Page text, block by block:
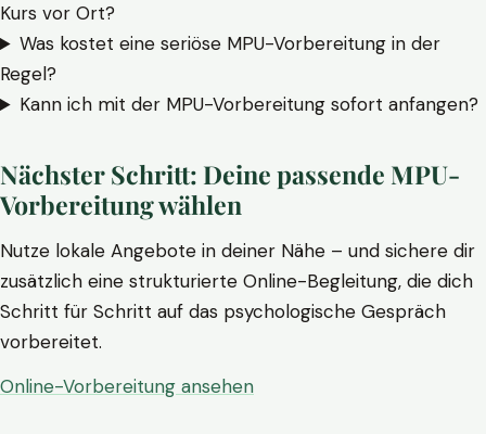
Kurs vor Ort?
Was kostet eine seriöse MPU-Vorbereitung in der
Regel?
Kann ich mit der MPU-Vorbereitung sofort anfangen?
Nächster Schritt: Deine passende MPU-
Vorbereitung wählen
Nutze lokale Angebote in deiner Nähe – und sichere dir
zusätzlich eine strukturierte Online-Begleitung, die dich
Schritt für Schritt auf das psychologische Gespräch
vorbereitet.
Online-Vorbereitung ansehen